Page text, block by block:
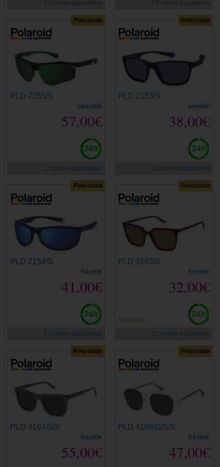
3 Colores disponibles
3 Colores disponibles
Polarizada
PLD 7055/S
104,00€
57,00€
3 Colores disponibles
Polarizada
PLD 2153/S
69,00€
38,00€
3 Colores disponibles
Polarizada
PLD 2154/S
74,00€
41,00€
3 Colores disponibles
Polarizada
PLD 4163/S
59,00€
32,00€
Graduable
2 Colores disponibles
Polarizada
PLD 4167/S/X
99,00€
55,00€
Polarizada
PLD 4168/G/S/X
85,00€
47,00€